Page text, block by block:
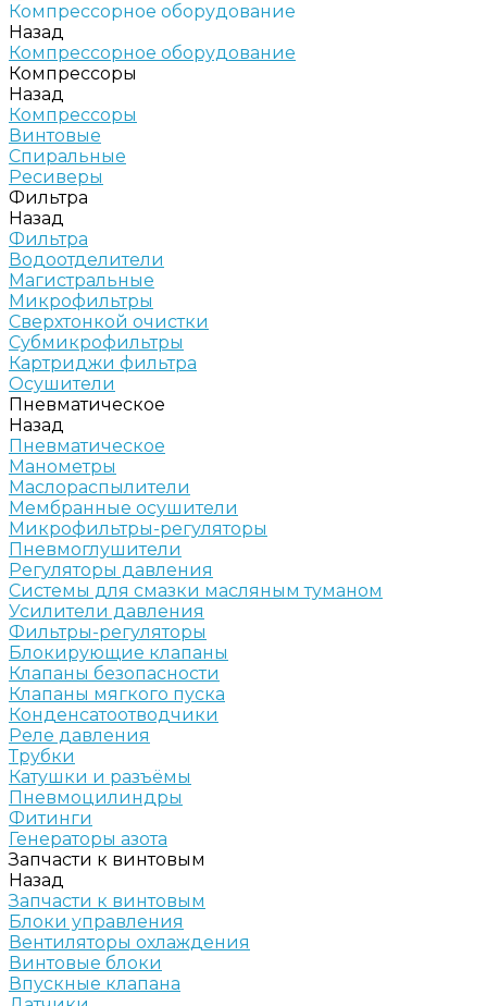
Компрессорное оборудование
Назад
Компрессорное оборудование
Компрессоры
Назад
Компрессоры
Винтовые
Спиральные
Ресиверы
Фильтра
Назад
Фильтра
Водоотделители
Магистральные
Микрофильтры
Сверхтонкой очистки
Субмикрофильтры
Картриджи фильтра
Осушители
Пневматическое
Назад
Пневматическое
Манометры
Маслораспылители
Мембранные осушители
Микрофильтры-регуляторы
Пневмоглушители
Регуляторы давления
Системы для смазки масляным туманом
Усилители давления
Фильтры-регуляторы
Блокирующие клапаны
Клапаны безопасности
Клапаны мягкого пуска
Конденсатоотводчики
Реле давления
Трубки
Катушки и разъёмы
Пневмоцилиндры
Фитинги
Генераторы азота
Запчасти к винтовым
Назад
Запчасти к винтовым
Блоки управления
Вентиляторы охлаждения
Винтовые блоки
Впускные клапана